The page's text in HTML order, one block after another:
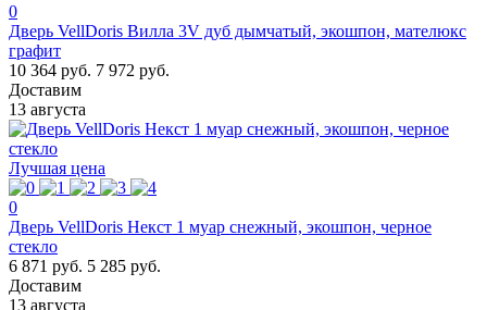
0
Дверь VellDoris Вилла 3V дуб дымчатый, экошпон, мателюкс
графит
10 364 руб. 7 972 руб.
Доставим
13 августа
Лучшая цена
0
Дверь VellDoris Некст 1 муар снежный, экошпон, черное
стекло
6 871 руб. 5 285 руб.
Доставим
13 августа